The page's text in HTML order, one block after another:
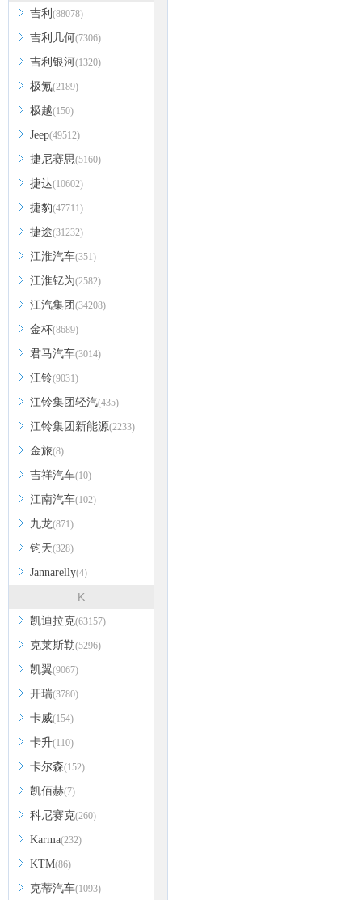
吉利 (88078)
吉利几何(7306)
吉利银河(1320)
极氪(2189)
极越(150)
Jeep(49512)
捷尼赛思(5160)
捷达(10602)
捷豹(47711)
捷途(31232)
江淮汽车(351)
江淮钇为(2582)
江汽集团 (34208)
金杯(8689)
君马汽车(3014)
江铃(9031)
江铃集团轻汽(435)
江铃集团新能源(2233)
金旅(8)
吉祥汽车(10)
江南汽车(102)
九龙(871)
钧天(328)
Jannarelly(4)
K
凯迪拉克(63157)
克莱斯勒(5296)
凯翼(9067)
开瑞(3780)
卡威(154)
卡升(110)
卡尔森(152)
凯佰赫(7)
科尼赛克(260)
Karma(232)
KTM(86)
克蒂汽车(1093)